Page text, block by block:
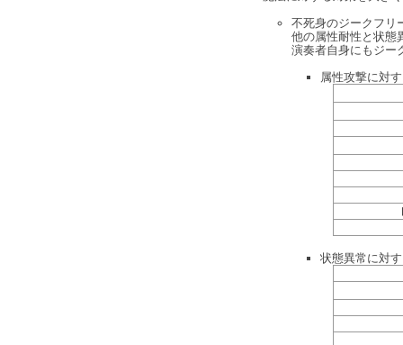
不死身のジークフリ
他の属性耐性と状態
演奏者自身にもジー
属性攻撃に対
状態異常に対